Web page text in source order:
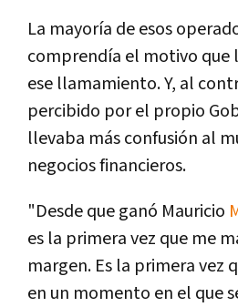
La mayoría de esos
comprendía el motivo que
ese llamamiento. Y, al
percibido por el propio
llevaba más confusión al
negocios financieros.
"Desde que ganó Mauricio
es la primera vez que me
margen. Es la primera vez
en un momento en el que